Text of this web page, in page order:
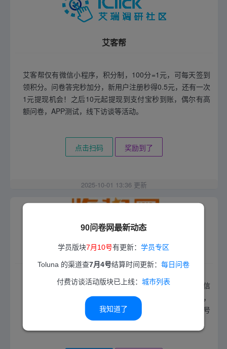
90问卷网最新动态
学员版块7月10号有更新： 学员专区
Toluna 的渠道查7月4号结算时间更新： 每日问卷
付费访谈活动版块已上线： 城市列表
我知道了
艾客帮
艾客帮仅有微信小程序，积分制，100分=1元，可每天签到
领积分。问卷答完秒加分，新用户注册秒得0.5元，还有一次
1元提现机会！之后10元起提现到支付宝秒到账，偶尔有高
额问卷，APP测试，线下访谈等活动。
点击扫码 奖励到了
2025-10-01 13:36 更新
收奖网
收奖网是国内首家支持提现秒到账的平台。有网站，有微信
公众号，可每天签到领积分，10元起提现，微信零钱秒到，
问卷多，单价高，答完要审核。请一定认真答题，乱答封号